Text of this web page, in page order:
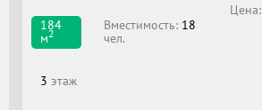
184
м2
Вместимоcть: 18
чел.
Цена:
3 этаж